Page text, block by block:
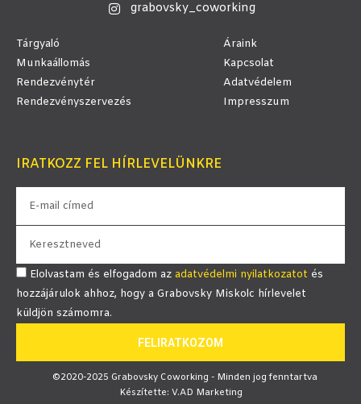
grabovsky_coworking
Tárgyaló
Munkaállomás
Rendezvénytér
Rendezvényszervezés
Áraink
Kapcsolat
Adatvédelem
Impresszum
IRATKOZZ FEL HÍRLEVELÜNKRE
Elolvastam és elfogadom az adatvédelmi nyilatkozatot és
hozzájárulok ahhoz, hogy a Grabovsky Miskolc hírlevelet
küldjön számomra.
FELIRATKOZOM
©2020-2025 Grabovsky Coworking - Minden jog fenntartva
Készítette: V.AD Marketing